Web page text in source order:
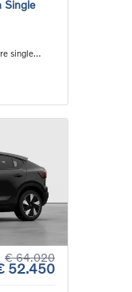
Single
single
€ 64.020
52.450